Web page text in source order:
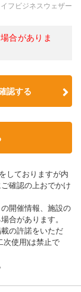
フビジネスウェザー
合がありま
認する
しておりますが内
確認の上おでかけ
開催情報、施設の
合があります。
の許諾をいただ
次使用)は禁止で